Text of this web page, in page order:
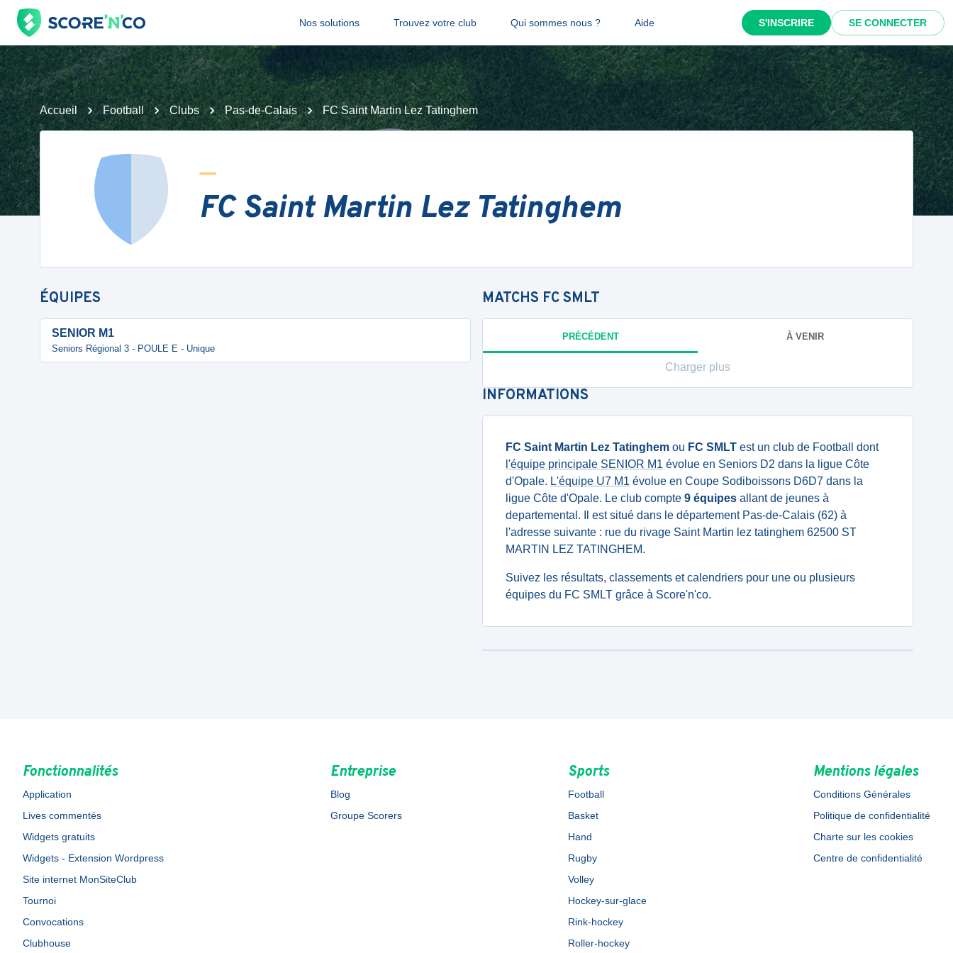
Nos solutions Trouvez votre club Qui sommes nous ? Aide S'INSCRIRE SE CONNECTER
Accueil Football Clubs Pas-de-Calais FC Saint Martin Lez Tatinghem
FC Saint Martin Lez Tatinghem
ÉQUIPES
SENIOR M1
Seniors Régional 3 - POULE E - Unique
MATCHS FC SMLT
PRÉCÉDENT À VENIR
Charger plus
INFORMATIONS
FC Saint Martin Lez Tatinghem ou FC SMLT est un club de Football dont
l'équipe principale SENIOR M1 évolue en Seniors D2 dans la ligue Côte
d'Opale. L'équipe U7 M1 évolue en Coupe Sodiboissons D6D7 dans la
ligue Côte d'Opale. Le club compte 9 équipes allant de jeunes à
departemental. Il est situé dans le département Pas-de-Calais (62) à
l'adresse suivante : rue du rivage Saint Martin lez tatinghem 62500 ST
MARTIN LEZ TATINGHEM.
Suivez les résultats, classements et calendriers pour une ou plusieurs
équipes du FC SMLT grâce à Score'n'co.
Fonctionnalités
Application
Lives commentés
Widgets gratuits
Widgets - Extension Wordpress
Site internet MonSiteClub
Tournoi
Convocations
Clubhouse
Entreprise
Blog
Groupe Scorers
Sports
Football
Basket
Hand
Rugby
Volley
Hockey-sur-glace
Rink-hockey
Roller-hockey
Mentions légales
Conditions Générales
Politique de confidentialité
Charte sur les cookies
Centre de confidentialité